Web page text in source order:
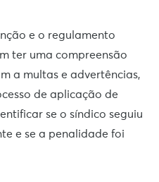
e o regulamento
ter uma compreensão
a multas e advertências,
de aplicação de
se o síndico seguiu
e se a penalidade foi